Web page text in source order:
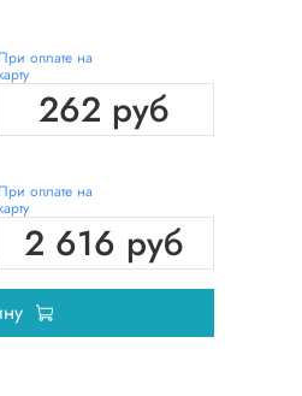
оплате на
карту
262 руб
оплате на
карту
2 616 руб